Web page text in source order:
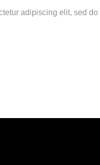
adipiscing elit, sed